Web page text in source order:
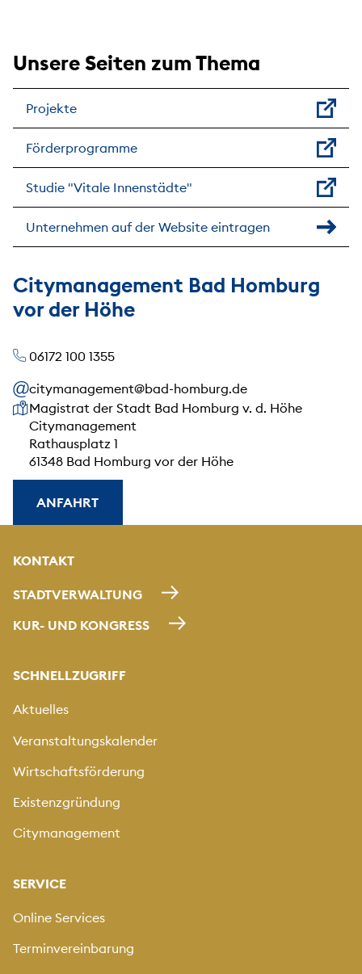
Unsere Seiten zum Thema
Projekte
Förderprogramme
Studie "Vitale Innenstädte"
Unternehmen auf der Website eintragen
Citymanagement Bad Homburg
vor der Höhe
06172 100 1355
citymanagement@bad-homburg.de
Unsere Anschrift
Magistrat der Stadt Bad Homburg v. d. Höhe
Citymanagement
Rathausplatz 1
61348 Bad Homburg vor der Höhe
ANFAHRT
KONTAKT
STADTVERWALTUNG
KUR- UND KONGRESS
SCHNELLZUGRIFF
Aktuelles
Veranstaltungskalender
Wirtschaftsförderung
Existenzgründung
Citymanagement
SERVICE
Online Services
Terminvereinbarung